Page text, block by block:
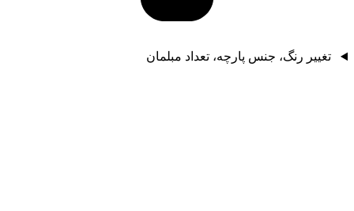
تغییر رنگ، جنس پارچه، تعداد مبلمان